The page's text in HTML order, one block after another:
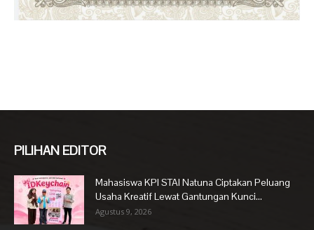
PILIHAN EDITOR
Mahasiswa KPI STAI Natuna Ciptakan Peluang
Usaha Kreatif Lewat Gantungan Kunci...
Agustus 9, 2026